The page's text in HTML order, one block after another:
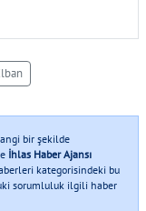
bir şekilde
İhlas Haber Ajansı
kategorisindeki bu
sorumluluk ilgili haber